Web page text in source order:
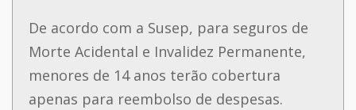
De acordo com a Susep, para seguros de
Morte Acidental e Invalidez Permanente,
menores de 14 anos terão cobertura
apenas para reembolso de despesas.